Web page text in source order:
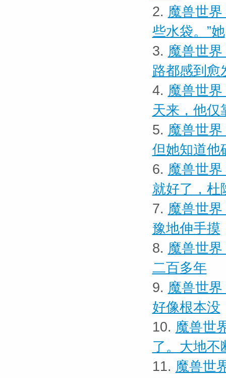
2. 魔兽世
些水袋。”她
3. 魔兽世
路都感到愈
4. 魔兽世
天来，他仅
5. 魔兽世
但她知道他
6. 魔兽世
就好了，杜
7. 魔兽世
豫地伸手摸
8. 魔兽世界
二百多年
9. 魔兽世
好像根本没
10. 魔兽世
了。大地不
11. 魔兽世